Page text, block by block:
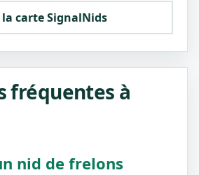
carte SignalNids
fréquentes à
nid de frelons